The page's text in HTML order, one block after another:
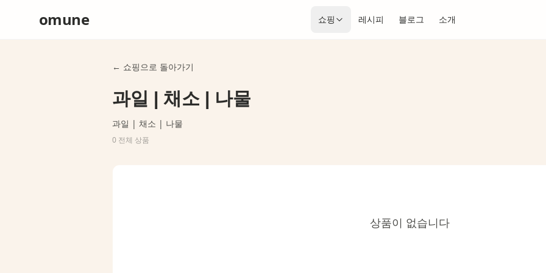
omune 쇼핑 레시피 블로그 소개
← 쇼핑으로 돌아가기
과일 | 채소 | 나물
과일 | 채소 | 나물
0 전체 상품
상품이 없습니다